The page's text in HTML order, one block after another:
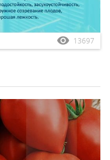
13697